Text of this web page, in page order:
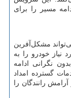
مسیر را برای
مشکل‌آفرین
خودرو را به
نگرانی ادامه
گسترده امداد
رانندگان را